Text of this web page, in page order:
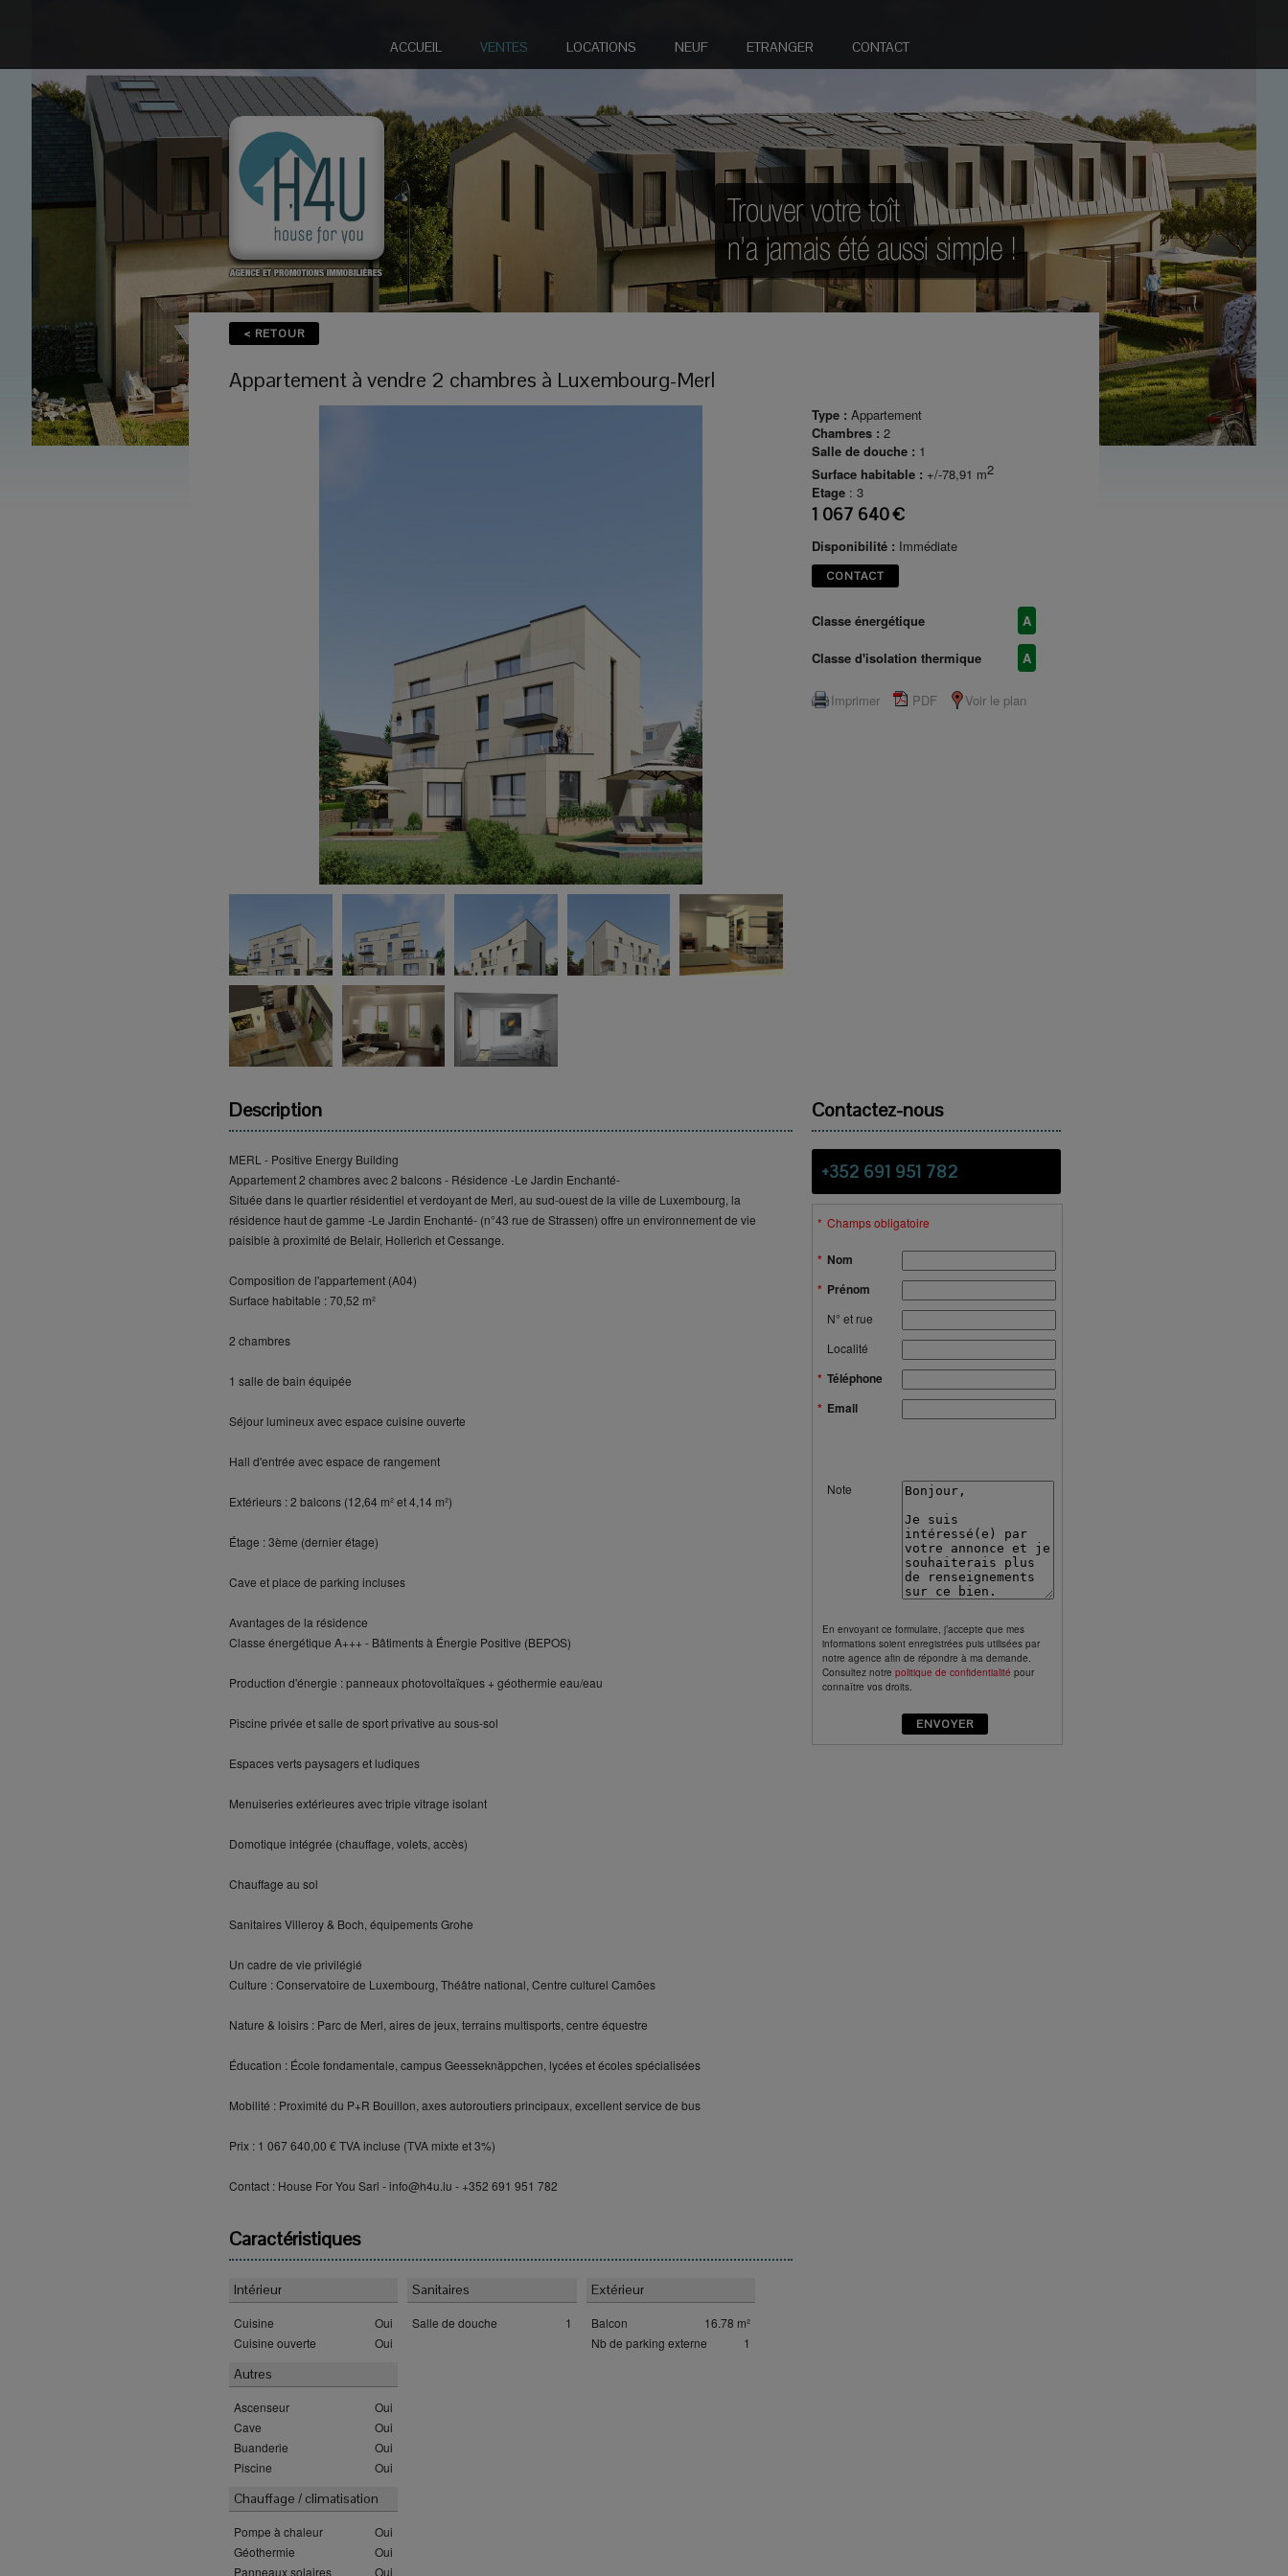
ACCUEIL VENTES LOCATIONS NEUF ETRANGER CONTACT
< RETOUR
Appartement à vendre 2 chambres à Luxembourg-Merl
Type : Appartement
Chambres : 2
Salle de douche : 1
Surface habitable : +/-78,91 m2
Etage : 3
1 067 640 €
Disponibilité : Immédiate
CONTACT
Classe énergétique A
Classe d'isolation thermique A
Imprimer PDF Voir le plan
Description
MERL - Positive Energy Building
Appartement 2 chambres avec 2 balcons - Résidence -Le Jardin Enchanté-
Située dans le quartier résidentiel et verdoyant de Merl, au sud-ouest de la ville de Luxembourg, la
résidence haut de gamme -Le Jardin Enchanté- (n°43 rue de Strassen) offre un environnement de vie
paisible à proximité de Belair, Hollerich et Cessange.
Composition de l'appartement (A04)
Surface habitable : 70,52 m²
2 chambres
1 salle de bain équipée
Séjour lumineux avec espace cuisine ouverte
Hall d'entrée avec espace de rangement
Extérieurs : 2 balcons (12,64 m² et 4,14 m²)
Étage : 3ème (dernier étage)
Cave et place de parking incluses
Avantages de la résidence
Classe énergétique A+++ - Bâtiments à Énergie Positive (BEPOS)
Production d'énergie : panneaux photovoltaïques + géothermie eau/eau
Piscine privée et salle de sport privative au sous-sol
Espaces verts paysagers et ludiques
Menuiseries extérieures avec triple vitrage isolant
Domotique intégrée (chauffage, volets, accès)
Chauffage au sol
Sanitaires Villeroy & Boch, équipements Grohe
Un cadre de vie privilégié
Culture : Conservatoire de Luxembourg, Théâtre national, Centre culturel Camões
Nature & loisirs : Parc de Merl, aires de jeux, terrains multisports, centre équestre
Éducation : École fondamentale, campus Geesseknäppchen, lycées et écoles spécialisées
Mobilité : Proximité du P+R Bouillon, axes autoroutiers principaux, excellent service de bus
Prix : 1 067 640,00 € TVA incluse (TVA mixte et 3%)
Contact : House For You Sarl - info@h4u.lu - +352 691 951 782
Caractéristiques
Intérieur
Cuisine
Oui
Cuisine ouverte
Oui
Sanitaires
Salle de douche 1
Extérieur
Balcon
16.78 m²
Nb de parking externe
1
Autres
Ascenseur
Oui
Cave
Oui
Buanderie
Oui
Piscine
Oui
Chauffage / climatisation
Pompe à chaleur
Oui
Géothermie
Oui
Panneaux solaires
Oui
Contactez-nous
+352 691 951 782
Champs obligatoire
Nom
Prénom
N° et rue
Localité
Téléphone
Email
Note
En envoyant ce formulaire, j’accepte que mes
informations soient enregistrées puis utilisées par
notre agence afin de répondre à ma demande.
Consultez notre politique de confidentialité pour
connaître vos droits.